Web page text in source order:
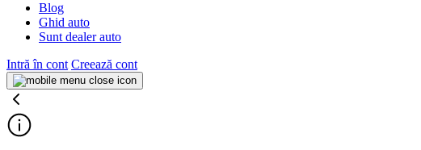
Blog
Ghid auto
Sunt dealer auto
Intră în cont Creează cont